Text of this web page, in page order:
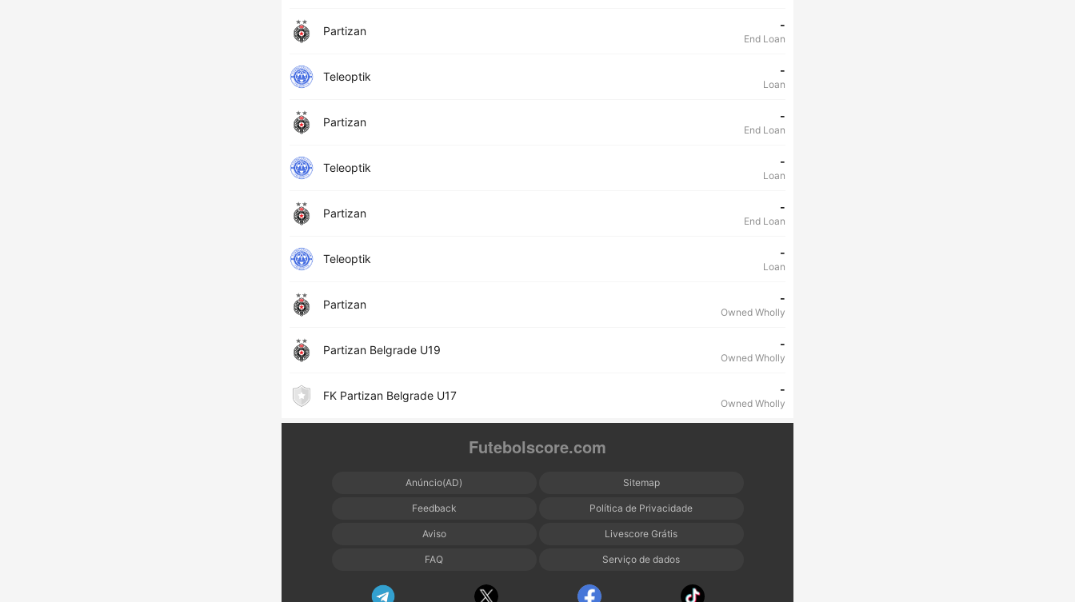
Partizan -
End Loan
Teleoptik -
Loan
Partizan -
End Loan
Teleoptik -
Loan
Partizan -
End Loan
Teleoptik -
Loan
Partizan -
Owned Wholly
Partizan Belgrade U19 -
Owned Wholly
FK Partizan Belgrade U17 -
Owned Wholly
Futebolscore.com
Anúncio(AD) Sitemap
Feedback Política de Privacidade
Aviso Livescore Grátis
FAQ Serviço de dados